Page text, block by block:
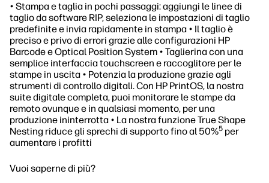
• Stampa e taglia in pochi passaggi: aggiungi le linee di
taglio da software RIP, seleziona le impostazioni di taglio
predefinite e invia rapidamente in stampa • Il taglio è
preciso e privo di errori grazie alle configurazioni HP
Barcode e Optical Position System • Taglierina con una
semplice interfaccia touchscreen e raccoglitore per le
stampe in uscita • Potenzia la produzione grazie agli
strumenti di controllo digitali. Con HP PrintOS, la nostra
suite digitale completa, puoi monitorare le stampe da
remoto ovunque e in qualsiasi momento, per una
produzione ininterrotta • La nostra funzione True Shape
Nesting riduce gli sprechi di supporto fino al 50%5 per
aumentare i profitti
Vuoi saperne di più?